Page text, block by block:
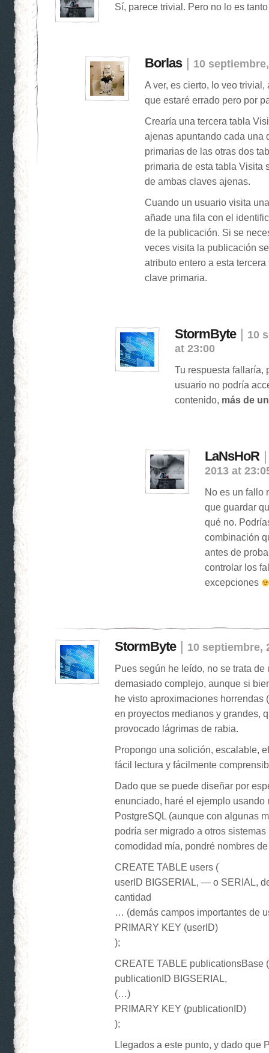
Sí, parece trivial. Pero no lo es
Borlas | 10
A ver, es cierto, lo veo
que estaré errado pero por
Crearía una tercera tabla
ajenas apuntando cada una
primarias de las otras dos
primaria de esta tabla Visita
de ambas claves ajenas.
Cuando un usuario visita
añade una fila con el
de la publicación. Si se
veces visita la publicación
atributo entero a esta
clave primaria.
StormByte | 10
at 23:00
Tu respuesta fallaría,
usuario no podría
contenido, más de
LaNsHoR |
2013 at
No es un fallo
que guardar
qué no.
combinación
antes de
controlar los
excepciones
StormByte | 10 septiembre,
Pues según he leído, no se trata de
demasiado complejo, aunque si
he visto aproximaciones horrendas
en proyectos medianos y grandes,
provocado lágrimas de rabia.
Propongo una solición, escalable,
fácil lectura y fácilmente
Dado que se puede diseñar por
enunciado, haré el ejemplo usando
PostgreSQL (aunque con algunas
podría ser migrado a otros
comodidad mía, pondré nombres
CREATE TABLE users (
userID BIGSERIAL, — o SERIAL,
cantidad
… (demás campos importantes de
PRIMARY KEY (userID)
);
CREATE TABLE publicationsBase (
publicationID BIGSERIAL,
(…)
PRIMARY KEY (publicationID)
);
Llegados a este punto, y dado que